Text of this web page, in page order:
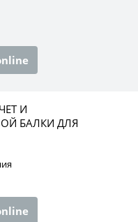
И
БАЛКИ ДЛЯ